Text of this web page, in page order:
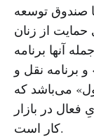
صندوق توسعه
از زنان
آنها برنامه
برنامه نقل و
می‌باشد که
در بازار
کار است.